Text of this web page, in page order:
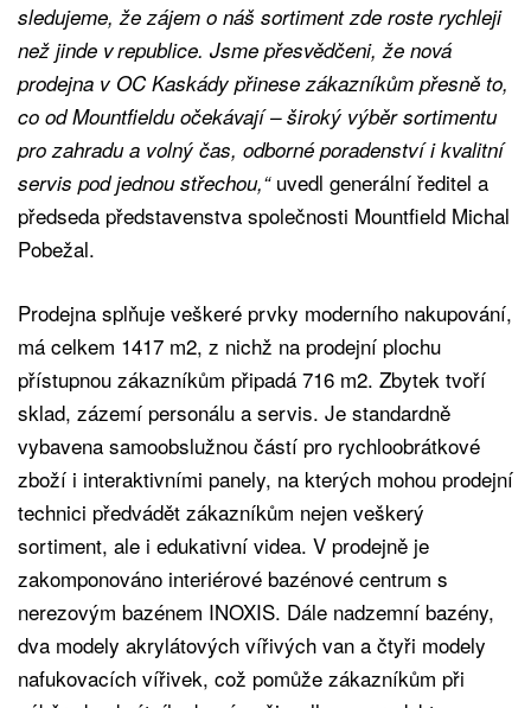
sledujeme, že zájem o náš sortiment zde roste rychleji
než jinde v republice. Jsme přesvědčeni, že nová
prodejna v OC Kaskády přinese zákazníkům přesně to,
co od Mountfieldu očekávají – široký výběr sortimentu
pro zahradu a volný čas, odborné poradenství i kvalitní
servis pod jednou střechou,“ uvedl generální ředitel a
předseda představenstva společnosti Mountfield Michal
Pobežal.
Prodejna splňuje veškeré prvky moderního nakupování,
má celkem 1417 m2, z nichž na prodejní plochu
přístupnou zákazníkům připadá 716 m2. Zbytek tvoří
sklad, zázemí personálu a servis. Je standardně
vybavena samoobslužnou částí pro rychloobrátkové
zboží i interaktivními panely, na kterých mohou prodejní
technici předvádět zákazníkům nejen veškerý
sortiment, ale i edukativní videa. V prodejně je
zakomponováno interiérové bazénové centrum s
nerezovým bazénem INOXIS. Dále nadzemní bazény,
dva modely akrylátových vířivých van a čtyři modely
nafukovacích vířivek, což pomůže zákazníkům při